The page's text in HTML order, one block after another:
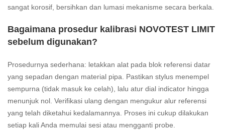
sangat korosif, bersihkan dan lumasi mekanisme secara berkala.
Bagaimana prosedur kalibrasi NOVOTEST LIMIT
sebelum digunakan?
Prosedurnya sederhana: letakkan alat pada blok referensi datar
yang sepadan dengan material pipa. Pastikan stylus menempel
sempurna (tidak masuk ke celah), lalu atur dial indicator hingga
menunjuk nol. Verifikasi ulang dengan mengukur alur referensi
yang telah diketahui kedalamannya. Proses ini cukup dilakukan
setiap kali Anda memulai sesi atau mengganti probe.